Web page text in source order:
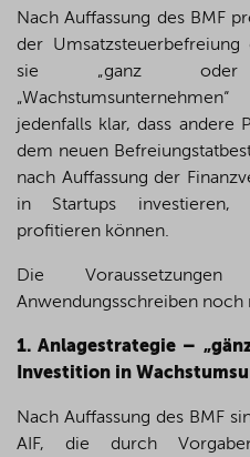
Nach Auffassung des BMF
der
sie „ganz oder
jedenfalls klar, dass andere
dem neuen
nach Auffassung der
in Startups investieren,
profitieren können.
Die
Anwendungsschreiben noch
1. Anlagestrategie –
Investition in
Nach Auffassung des BMF
AIF, die durch